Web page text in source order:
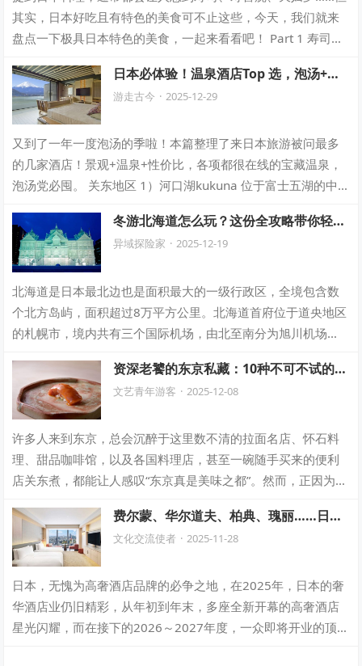
其实，日本好吃且有特色的美食可不止这些，今天，我们就来
盘点一下极具日本特色的美食，一起来看看吧！ Part 1 寿司
日本必体验！温泉酒店Top 选，泡汤+景
色双重享受
游走古今 · 2025-12-29
又到了一年一度泡汤的季啦！本篇整理了来日本旅游被问最多
的几家酒店！景观+温泉+性价比，各项都很在线的宝藏温泉，
泡汤党必囤。 关东地区 1）河口湖kukuna 位于富士五湖的中
冬游北海道怎么玩？这份全攻略带你轻松
解锁雪国魅力
异域探险家 · 2025-12-19
北海道是日本最北边也是面积最大的一级行政区，全境包含数
个北方岛屿，面积超过8万平方公里。北海道首府位于道央地区
的札幌市，境内共有三个国际机场，由北至南分为旭川机场
资深老饕的东京私藏：10种不可不试的本
地传统风物。
文艺青年游客 · 2025-12-08
许多人来到东京，总会沉醉于这里数不清的拉面名店、怀石料
理、甜品咖啡馆，以及各国料理店，甚至一碗随手买来的便利
店关东煮，都能让人感叹“东京真是美味之都”。然而，正因为选
费尔蒙、华尔道夫、柏典、瑰丽……日本
首家豪华酒店陆续登场，未来新酒店更让
人期待！
文化交流使者 · 2025-11-28
日本，无愧为高奢酒店品牌的必争之地，在2025年，日本的奢
华酒店业仍旧精彩，从年初到年末，多座全新开幕的高奢酒店
星光闪耀，而在接下的2026～2027年度，一众即将开业的顶级